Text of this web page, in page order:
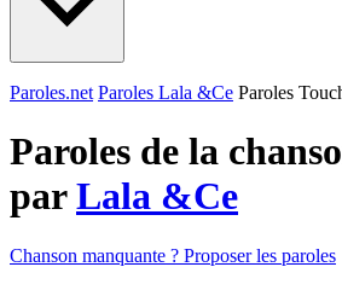
Paroles.net Paroles Lala &Ce Paroles
Paroles de la
parLala &Ce
Chanson manquante ? Proposer les paroles